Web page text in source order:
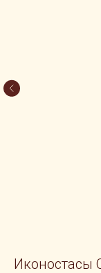
Иконостасы